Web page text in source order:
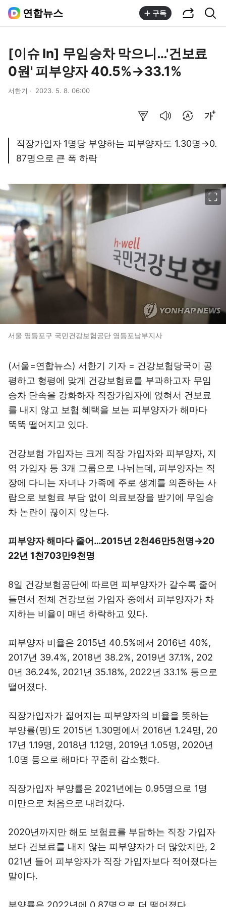
연합뉴스 구독
[이슈 In] 무임승차 막으니…'건보료
0원' 피부양자 40.5%→33.1%
서한기 2023. 5. 8. 06:00
직장가입자 1명당 부양하는 피부양자도 1.30명→0.
87명으로 큰 폭 하락
서울 영등포구 국민건강보험공단 영등포남부지사
(서울=연합뉴스) 서한기 기자 = 건강보험당국이 공
평하고 형평에 맞게 건강보험료를 부과하고자 무임
승차 단속을 강화하자 직장가입자에 얹혀서 건보료
를 내지 않고 보험 혜택을 보는 피부양자가 해마다
뚝뚝 떨어지고 있다.
건강보험 가입자는 크게 직장 가입자와 피부양자, 지
역 가입자 등 3개 그룹으로 나뉘는데, 피부양자는 직
장에 다니는 자녀나 가족에 주로 생계를 의존하는 사
람으로 보험료 부담 없이 의료보장을 받기에 무임승
차 논란이 끊이지 않는다.
피부양자 해마다 줄어…2015년 2천46만5천명→20
22년 1천703만9천명
8일 건강보험공단에 따르면 피부양자가 갈수록 줄어
들면서 전체 건강보험 가입자 중에서 피부양자가 차
지하는 비율이 매년 하락하고 있다.
피부양자 비율은 2015년 40.5%에서 2016년 40%,
2017년 39.4%, 2018년 38.2%, 2019년 37.1%, 202
0년 36.24%, 2021년 35.18%, 2022년 33.1% 등으로
떨어졌다.
직장가입자가 짊어지는 피부양자의 비율을 뜻하는
부양률(명)도 2015년 1.30명에서 2016년 1.24명, 20
17년 1.19명, 2018년 1.12명, 2019년 1.05명, 2020년
1.0명 등으로 해마다 꾸준히 감소했다.
직장가입자 부양률은 2021년에는 0.95명으로 1명
미만으로 처음으로 내려갔다.
2020년까지만 해도 보험료를 부담하는 직장 가입자
보다 건보료를 내지 않는 피부양자가 더 많았지만, 2
021년 들어 피부양자가 직장 가입자보다 적어졌다는
말이다.
부양률은 2022년에 0.87명으로 더 떨어졌다.